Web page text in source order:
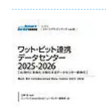
ワット・
時代に多
2025年11月